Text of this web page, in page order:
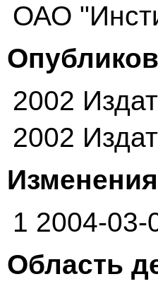
ОАО
2002
2002
1 2004-
Область